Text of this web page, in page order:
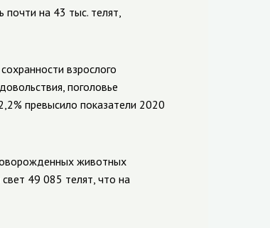
почти на 43 тыс. телят,
взрослого
поголовье
превысило показатели 2020
животных
49 085 телят, что на